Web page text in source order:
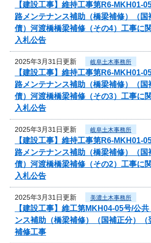
【建設工事】維持工事第R6-MKH01-
路メンテナンス補助（橋梁補修）（国
債）河渡橋橋梁補修（その4）工事に
入札公告
2025年3月31日更新 岐阜土木事務所
【建設工事】維持工事第R6-MKH01-
路メンテナンス補助（橋梁補修）（国
債）河渡橋橋梁補修（その3）工事に
入札公告
2025年3月31日更新 岐阜土木事務所
【建設工事】維持工事第R6-MKH01-
路メンテナンス補助（橋梁補修）（国
債）河渡橋橋梁補修（その2）工事に
入札公告
2025年3月31日更新 美濃土木事務所
【建設工事】維工第MKH04-05号/公
ンス補助（橋梁補修）（国補正分）（
補修工事